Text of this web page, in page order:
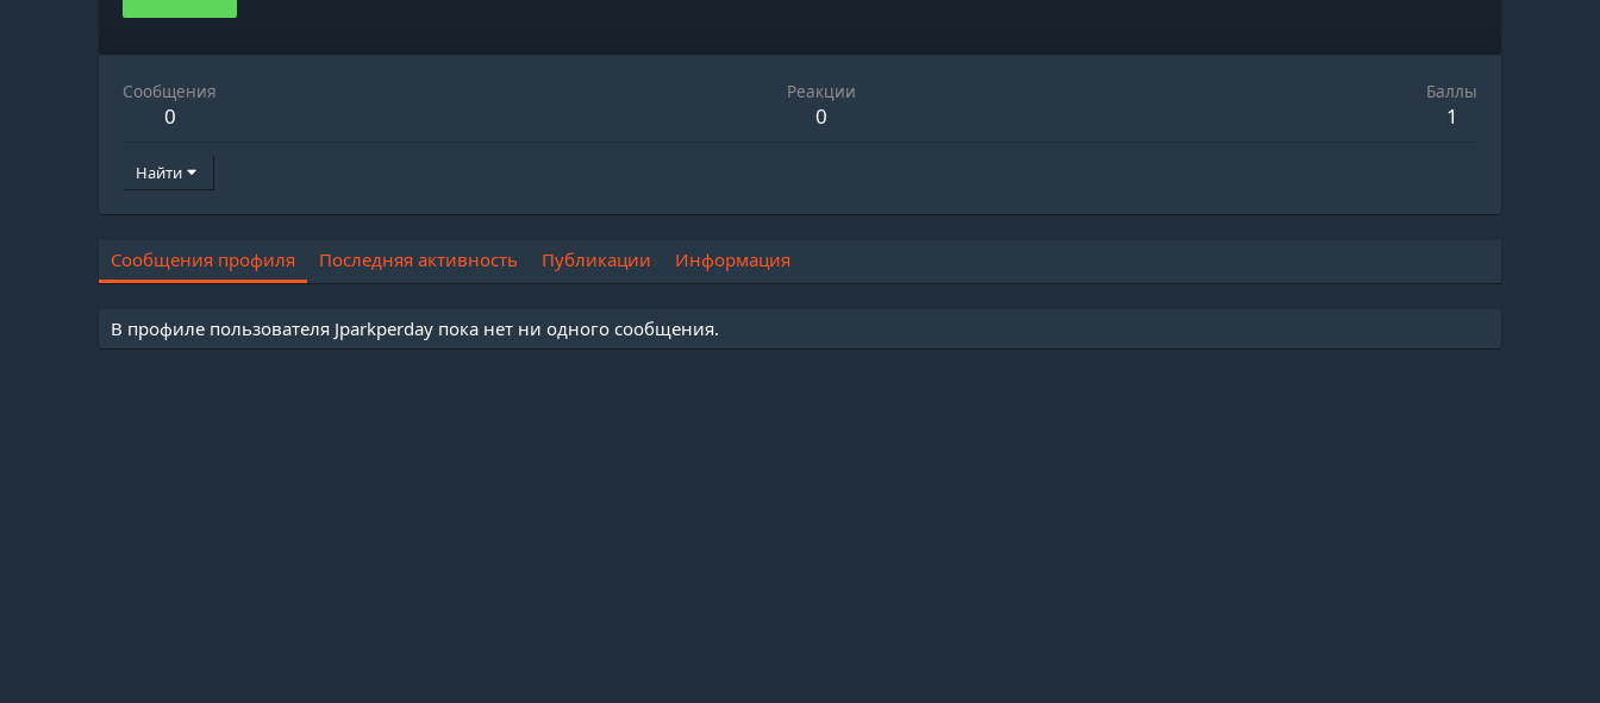
Сообщения
0
Реакции
0
Баллы
1
Найти
Сообщения профиля Последняя активность Публикации Информация
В профиле пользователя Jparkperday пока нет ни одного сообщения.